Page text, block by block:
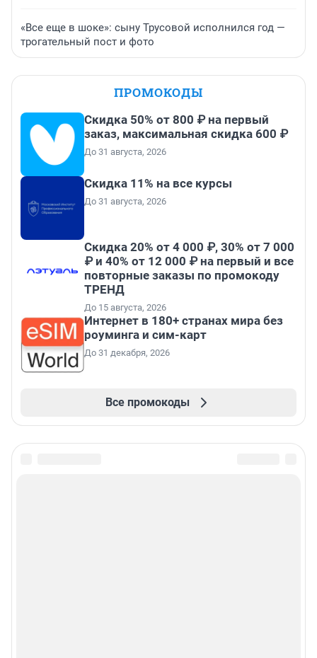
«Все еще в шоке»: сыну Трусовой исполнился год —
трогательный пост и фото
ПРОМОКОДЫ
Скидка 50% от 800 ₽ на первый
заказ, максимальная скидка 600 ₽
До 31 августа, 2026
Скидка 11% на все курсы
До 31 августа, 2026
Скидка 20% от 4 000 ₽, 30% от 7 000
₽ и 40% от 12 000 ₽ на первый и все
повторные заказы по промокоду
ТРЕНД
До 15 августа, 2026
Интернет в 180+ странах мира без
роуминга и сим-карт
До 31 декабря, 2026
Все промокоды